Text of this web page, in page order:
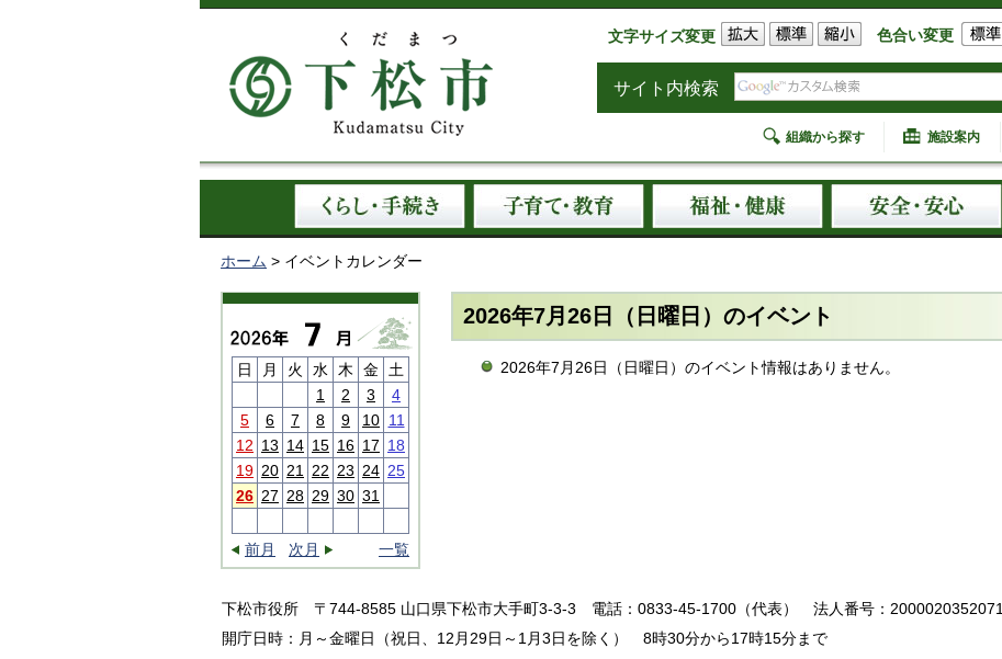
文字サイズ変更 色合い変更
サイト内検索
組織から探す 施設案内
ホーム > イベントカレンダー
日 月 火 水 木 金
土
1
2 3
4
5
6 7 8 9 10 11
12 13 14 15 16 17 18
19 20 21 22 23 24 25
26 27 28 29 30 31
前月 次月 一覧
2026年7月26日（日曜日）のイベント
2026年7月26日（日曜日）のイベント情報はありません。
下松市役所 〒744-8585 山口県下松市大手町3-3-3 電話：0833-45-1700（代表）
法人番号：2000020352071
開庁日時：月～金曜日（祝日、12月29日～1月3日を除く） 8時30分から17時15分まで